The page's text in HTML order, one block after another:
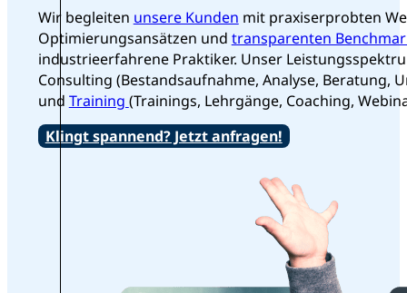
Wir begleiten unsere Kunden mit praxiserprobten
Optimierungsansätzen und transparenten
industrieerfahrene Praktiker. Unser
Consulting (Bestandsaufnahme, Analyse, Beratung,
und Training (Trainings, Lehrgänge, Coaching,
Klingt spannend? Jetzt anfragen!